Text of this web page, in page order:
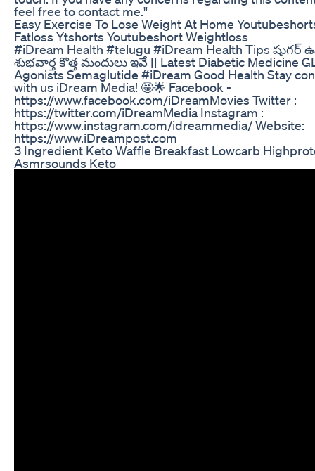
feel free to contact me."
Easy Exercise To Lose Weight At Home
Fatloss Ytshorts Youtubeshort Weightloss
#iDream Health #telugu #iDream Health Tips షుగర్
శుభవార్త కొత్త మందులు ఇవే || Latest Diabetic Medicine
Agonists Semaglutide #iDream Good Health Stay
with us iDream Media! 🤩🌟 Facebook -
https://www.facebook.com/iDreamMovies Twitter :
https://twitter.com/iDreamMedia Instagram :
https://www.instagram.com/idreammedia/ Website:
https://www.iDreampost.com
3 Ingredient Keto Waffle Breakfast Lowcarb
Asmrsounds Keto